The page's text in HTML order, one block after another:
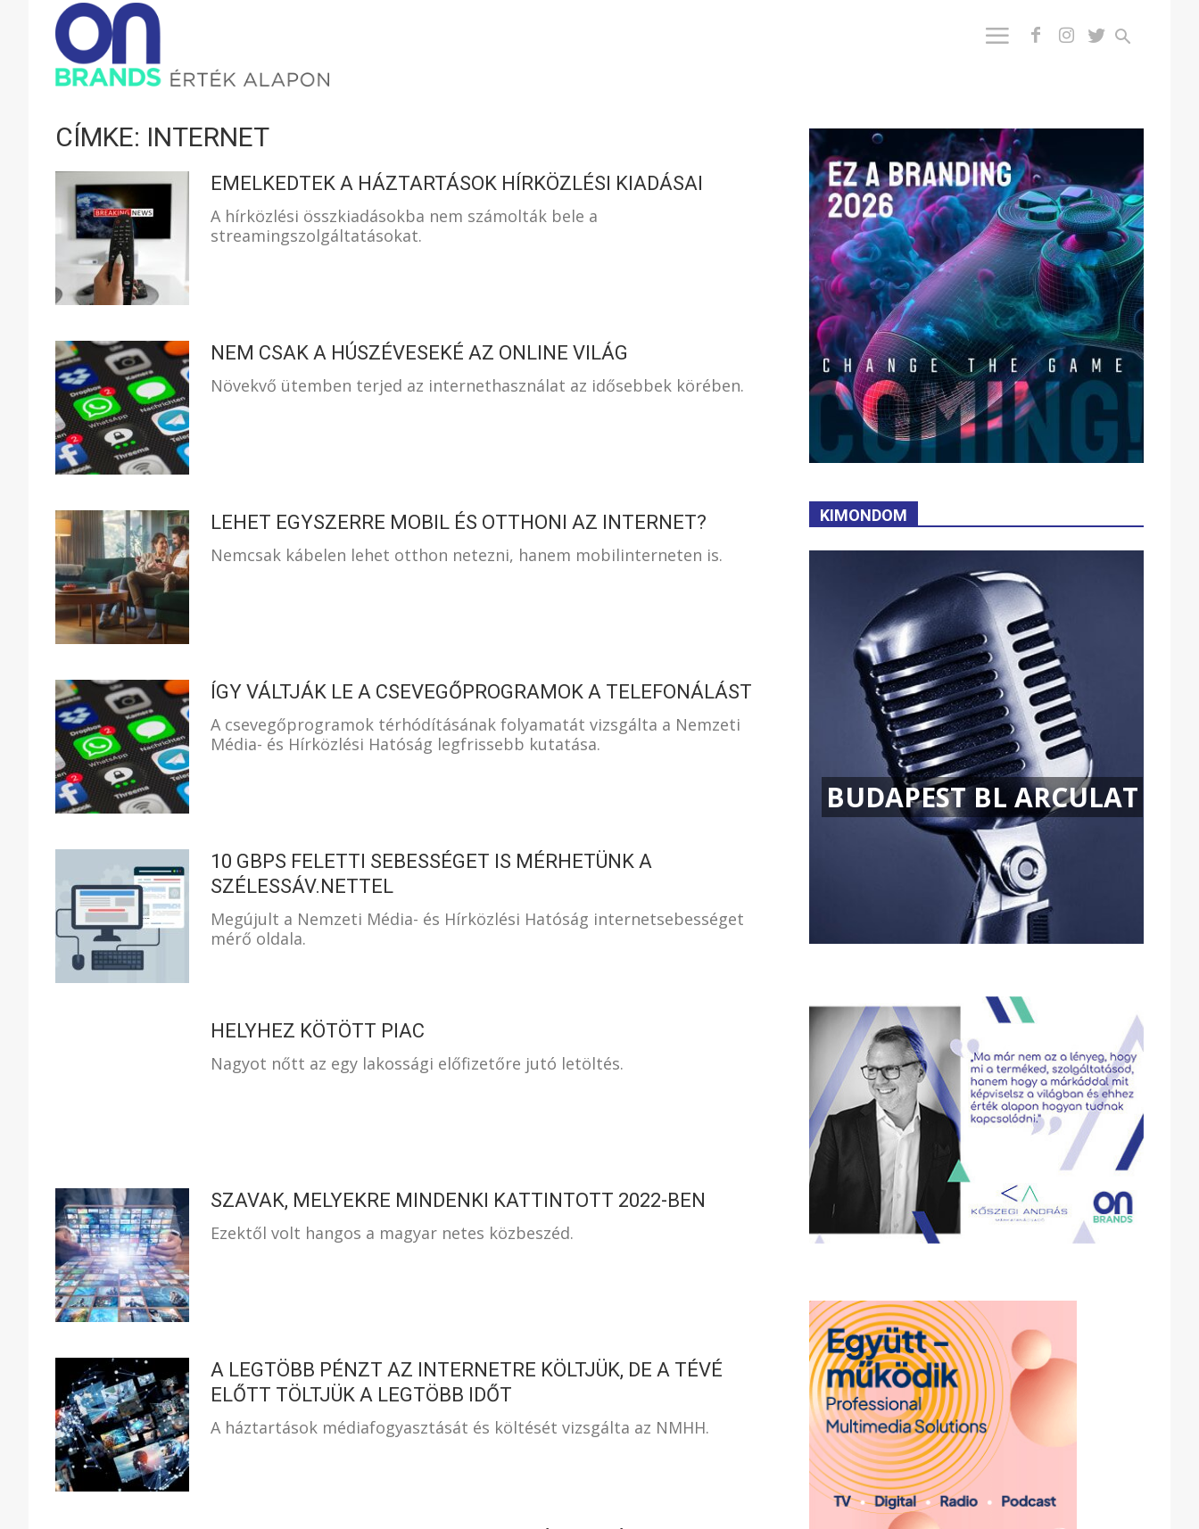
ÉRTÉK
ALAPON
CÍMKE: INTERNET
EMELKEDTEK A HÁZTARTÁSOK HÍRKÖZLÉSI KIADÁSAI
A hírközlési összkiadásokba nem számolták bele a
streamingszolgáltatásokat.
NEM CSAK A HÚSZÉVESEKÉ AZ ONLINE VILÁG
Növekvő ütemben terjed az internethasználat az idősebbek körében.
LEHET EGYSZERRE MOBIL ÉS OTTHONI AZ INTERNET?
Nemcsak kábelen lehet otthon netezni, hanem mobilinterneten is.
ÍGY VÁLTJÁK LE A CSEVEGŐPROGRAMOK A TELEFONÁLÁST
A csevegőprogramok térhódításának folyamatát vizsgálta a Nemzeti
Média- és Hírközlési Hatóság legfrissebb kutatása.
10 GBPS FELETTI SEBESSÉGET IS MÉRHETÜNK A
SZÉLESSÁV.NETTEL
Megújult a Nemzeti Média- és Hírközlési Hatóság internetsebességet
mérő oldala.
HELYHEZ KÖTÖTT PIAC
Nagyot nőtt az egy lakossági előfizetőre jutó letöltés.
SZAVAK, MELYEKRE MINDENKI KATTINTOTT 2022-BEN
Ezektől volt hangos a magyar netes közbeszéd.
A LEGTÖBB PÉNZT AZ INTERNETRE KÖLTJÜK, DE A TÉVÉ
ELŐTT TÖLTJÜK A LEGTÖBB IDŐT
A háztartások médiafogyasztását és költését vizsgálta az NMHH.
KIMONDOM
BUDAPEST BL ARCULAT